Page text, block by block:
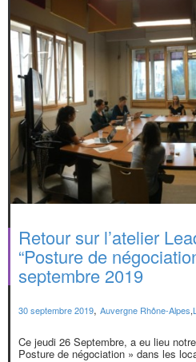
Retour sur l’atelier
“Posture de
septembre 2019
30 septembre 2019, Auvergne Rhône-Alpes,
Ce jeudi 26 Septembre, a eu lieu
Posture de négociation » dans les